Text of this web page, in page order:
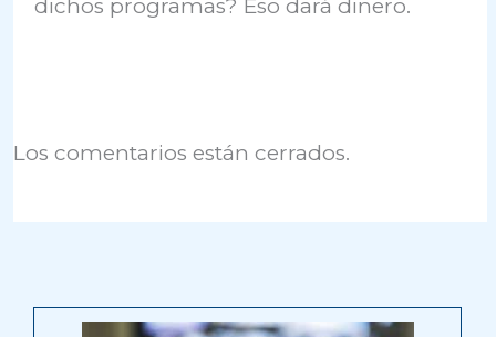
dichos programas? Eso dará dinero.
Los comentarios están cerrados.